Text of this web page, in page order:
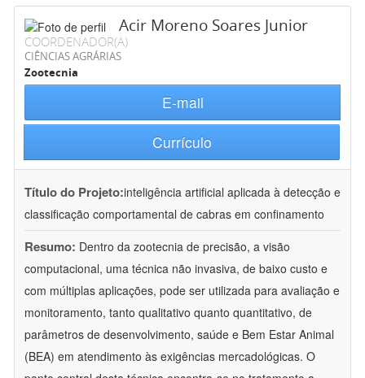
Acir Moreno Soares Junior
COORDENADOR(A)
CIÊNCIAS AGRÁRIAS
Zootecnia
E-mail
Currículo
Título do Projeto:inteligência artificial aplicada à detecção e
classificação comportamental de cabras em confinamento
Resumo: Dentro da zootecnia de precisão, a visão
computacional, uma técnica não invasiva, de baixo custo e
com múltiplas aplicações, pode ser utilizada para avaliação e
monitoramento, tanto qualitativo quanto quantitativo, de
parâmetros de desenvolvimento, saúde e Bem Estar Animal
(BEA) em atendimento às exigências mercadológicas. O